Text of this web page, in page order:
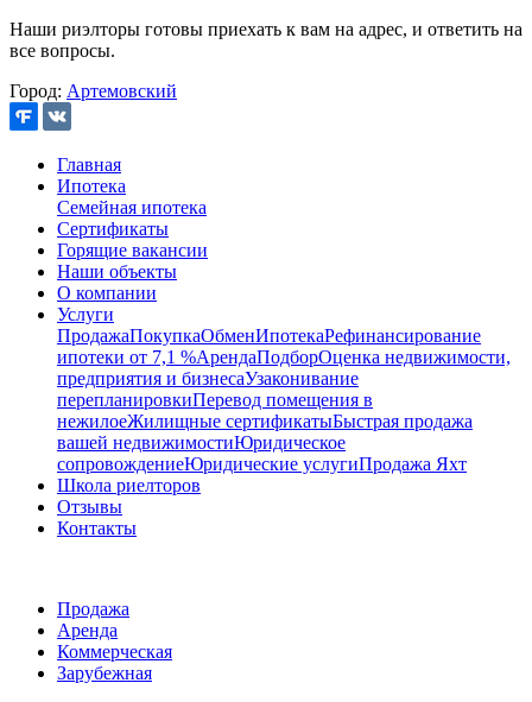
Наши риэлторы готовы приехать к вам на адрес, и ответить на
все вопросы.
Город: Артемовский
Главная
Ипотека
Семейная ипотека
Сертификаты
Горящие вакансии
Наши объекты
О компании
Услуги
ПродажаПокупкаОбменИпотекаРефинансирование
ипотеки от 7,1 %АрендаПодборОценка недвижимости,
предприятия и бизнесаУзаконивание
перепланировкиПеревод помещения в
нежилоеЖилищные сертификатыБыстрая продажа
вашей недвижимостиЮридическое
сопровождениеЮридические услугиПродажа Яхт
Школа риелторов
Отзывы
Контакты
Продажа
Аренда
Коммерческая
Зарубежная